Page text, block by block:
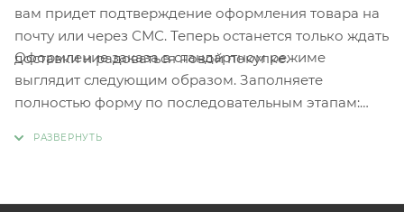
вам придет подтверждение оформления товара на
почту или через СМС. Теперь останется только ждать
доставки и радоваться новой покупке.
Оформление заказа в стандартном режиме
выглядит следующим образом. Заполняете
полностью форму по последовательным этапам: